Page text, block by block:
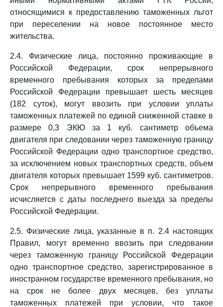
относящимися к предоставлению таможенных льгот
при переселении на новое постоянное место
жительства.
2.4. Физические лица, постоянно проживающие в
Российской Федерации, срок непрерывного
временного пребывания которых за пределами
Российской Федерации превышает шесть месяцев
(182 суток), могут ввозить при условии уплаты
таможенных платежей по единой сниженной ставке в
размере 0,3 ЭКЮ за 1 куб. сантиметр объема
двигателя при следовании через таможенную границу
Российской Федерации одно транспортное средство,
за исключением новых транспортных средств, объем
двигателя которых превышает 1599 куб. сантиметров.
Срок непрерывного временного пребывания
исчисляется с даты последнего выезда за пределы
Российской Федерации.
2.5. Физические лица, указанные в п. 2.4 настоящих
Правил, могут временно ввозить при следовании
через таможенную границу Российской Федерации
одно транспортное средство, зарегистрированное в
иностранном государстве временного пребывания, но
на срок не более двух месяцев, без уплаты
таможенных платежей при условии, что такое